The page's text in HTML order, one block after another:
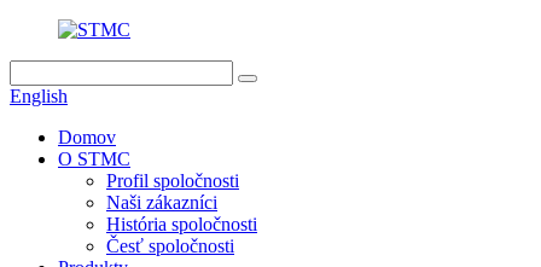
English
Domov
O STMC
Profil spoločnosti
Naši zákazníci
História spoločnosti
Česť spoločnosti